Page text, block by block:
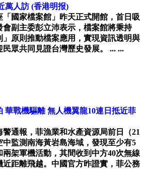
萬人訪 (香港明报)
「國家檔案館」昨天正式開館，首日吸
會副主委彭立沛表示，檔案館將秉持
」原則推動檔案應用，實現資訊透明與
眾共同見證台灣歷史發展。 ... ...
華戰機驅離 無人機翼龍10連日抵近菲
警通報，菲漁業和水產資源局前日（21
中監測南海黃岩島海域，發現至少有5
架軍機活動，其間收到中方40次無線
近距離飛越。中國官方昨證實，菲公務